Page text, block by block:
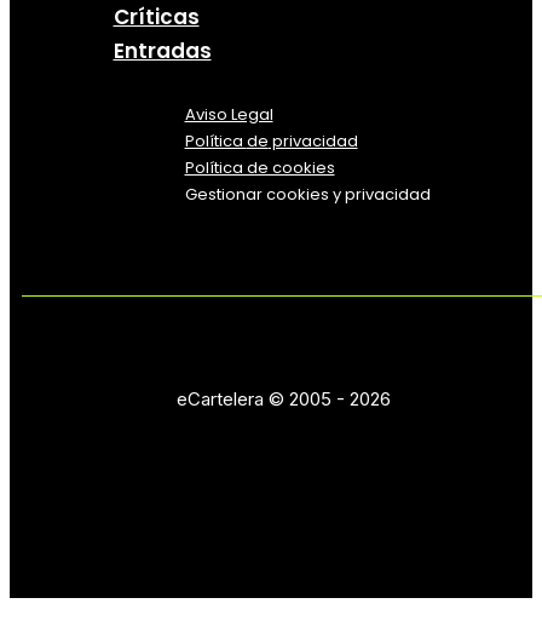
Críticas
Entradas
Aviso Legal
Política de privacidad
Política de cookies
Gestionar cookies y privacidad
eCartelera © 2005 - 2026